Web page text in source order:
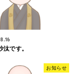
汰です。
お知らせ